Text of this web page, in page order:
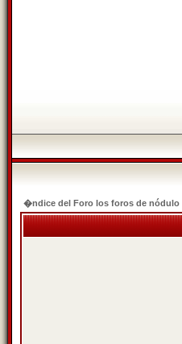
�ndice del Foro los foros de nódulo